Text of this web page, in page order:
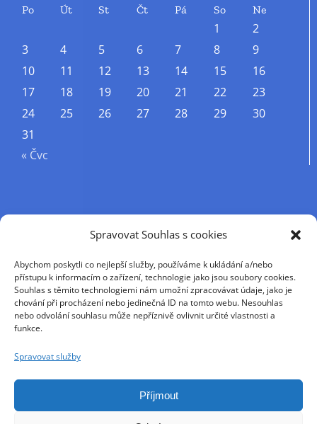
Spravovat Souhlas s cookies
Abychom poskytli co nejlepší služby, používáme k ukládání a/nebo
přístupu k informacím o zařízení, technologie jako jsou soubory cookies.
Souhlas s těmito technologiemi nám umožní zpracovávat údaje, jako je
chování při procházení nebo jedinečná ID na tomto webu. Nesouhlas
nebo odvolání souhlasu může nepříznivě ovlivnit určité vlastnosti a
funkce.
Spravovat služby
Příjmout
Po Út St Čt Pá So Ne
1
2
3
4 5 6 7 8
9
10
11 12 13 14 15
16
17
18 19 20 21 22
23
24
25 26 27 28 29
30
31
« Čvc
Příjmení
Křestní jméno
E-mail
Pokračováním přijímáte zásady ochrany osobních